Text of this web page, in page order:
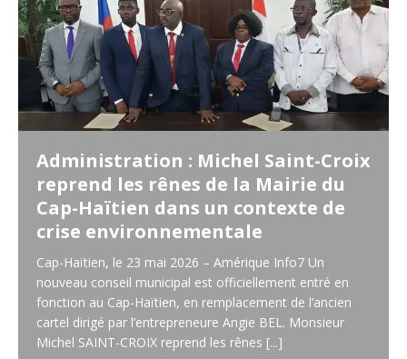
Administration : Michel Saint-Croix
reprend les rênes de la Mairie du
Cap-Haïtien dans un contexte de
crise environnementale
Cap-Haïtien, le 23 mai 2026 – Amérique Info7 Un
nouveau conseil municipal est officiellement entré en
fonction au Cap-Haïtien, en remplacement de l’ancien
cartel dirigé par l’entrepreneure Angie BEL. Monsieur
Michel SAINT-CROIX reprend les rênes [...]